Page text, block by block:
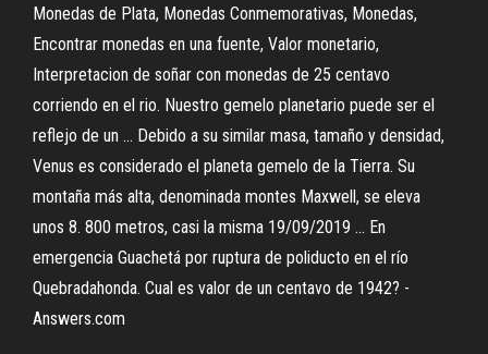
Monedas de Plata, Monedas Conmemorativas, Monedas,
Encontrar monedas en una fuente, Valor monetario,
Interpretacion de soñar con monedas de 25 centavo
corriendo en el rio. Nuestro gemelo planetario puede ser el
reflejo de un ... Debido a su similar masa, tamaño y densidad,
Venus es considerado el planeta gemelo de la Tierra. Su
montaña más alta, denominada montes Maxwell, se eleva
unos 8. 800 metros, casi la misma 19/09/2019 ... En
emergencia Guachetá por ruptura de poliducto en el río
Quebradahonda. Cual es valor de un centavo de 1942? -
Answers.com